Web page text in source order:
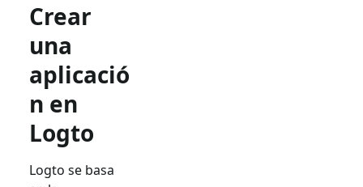
Crear
una
aplicació
n en
Logto
Logto se basa